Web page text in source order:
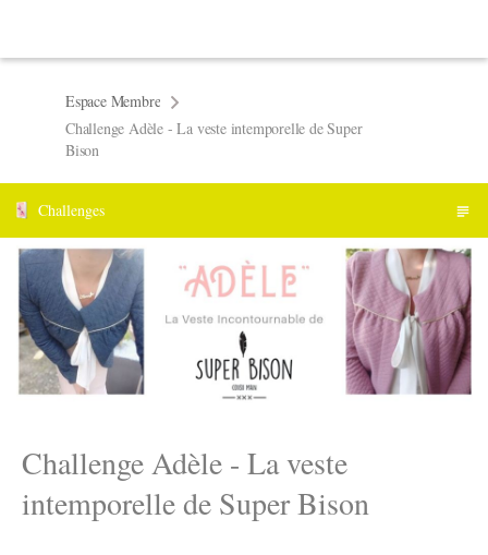
Espace Membre
Challenge Adèle - La veste intemporelle de Super
Bison
Challenges
Challenge Adèle - La veste
intemporelle de Super Bison